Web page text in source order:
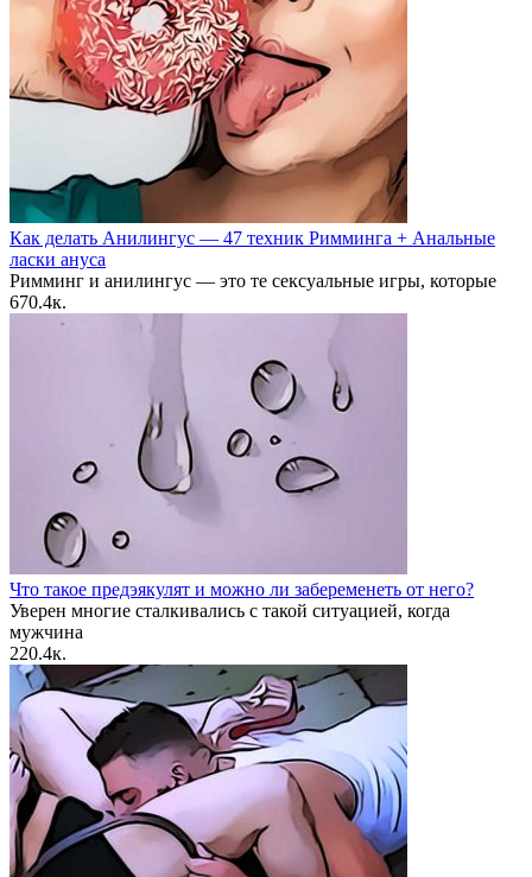
Как делать Анилингус — 47 техник Римминга + Анальные
ласки ануса
Римминг и анилингус — это те сексуальные игры, которые
670.4к.
Что такое предэякулят и можно ли забеременеть от него?
Уверен многие сталкивались с такой ситуацией, когда
мужчина
220.4к.